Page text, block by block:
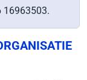
16963503.